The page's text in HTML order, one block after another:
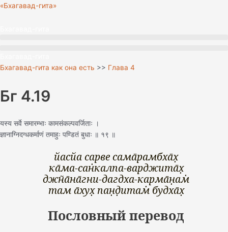
Перейти
«Бхагавад-гита»
Бхагавад-гита как она есть >> Глава 4
Бг 4.19
यस्य सर्वे समारम्भाः कामसंकल्पवर्जिताः ।
ज्ञानाग्निदग्धकर्माणं तमाहुः पण्डितं बुधाः ॥ १९ ॥
йасйа сарве сама̄рамбха̄х̣
ка̄ма-сан̇калпа-варджита̄х̣
джн̃а̄на̄гни-дагдха-карма̄н̣ам̇
там а̄хух̣ пан̣д̣итам̇ будха̄х̣
Пословный перевод